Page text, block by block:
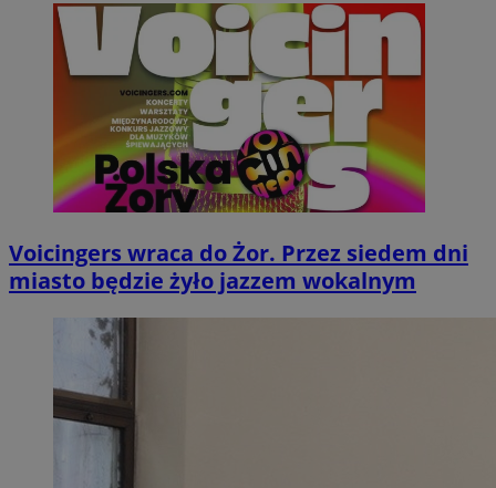
Voicingers wraca do Żor. Przez siedem dni
miasto będzie żyło jazzem wokalnym